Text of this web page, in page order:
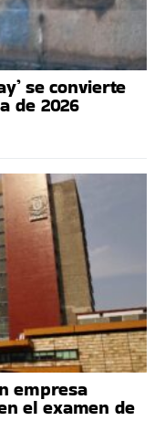
se convierte
de 2026
empresa
el examen de